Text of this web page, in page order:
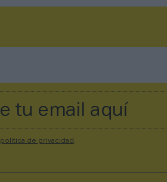
política de privacidad